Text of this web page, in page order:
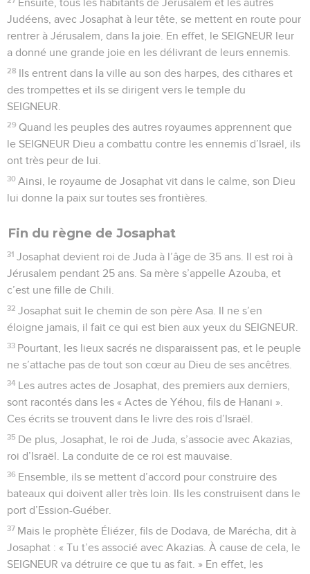
Ensuite, tous les habitants de Jérusalem et les autres
Judéens, avec Josaphat à leur tête, se mettent en route pour
rentrer à Jérusalem, dans la joie. En effet, le SEIGNEUR leur
a donné une grande joie en les délivrant de leurs ennemis.
28 Ils entrent dans la ville au son des harpes, des cithares et
des trompettes et ils se dirigent vers le temple du
SEIGNEUR.
29 Quand les peuples des autres royaumes apprennent que
le SEIGNEUR Dieu a combattu contre les ennemis d’Israël, ils
ont très peur de lui.
30 Ainsi, le royaume de Josaphat vit dans le calme, son Dieu
lui donne la paix sur toutes ses frontières.
Fin du règne de Josaphat
31 Josaphat devient roi de Juda à l’âge de 35 ans. Il est roi à
Jérusalem pendant 25 ans. Sa mère s’appelle Azouba, et
c’est une fille de Chili.
32 Josaphat suit le chemin de son père Asa. Il ne s’en
éloigne jamais, il fait ce qui est bien aux yeux du SEIGNEUR.
33 Pourtant, les lieux sacrés ne disparaissent pas, et le peuple
ne s’attache pas de tout son cœur au Dieu de ses ancêtres.
34 Les autres actes de Josaphat, des premiers aux derniers,
sont racontés dans les « Actes de Yéhou, fils de Hanani ».
Ces écrits se trouvent dans le livre des rois d’Israël.
35 De plus, Josaphat, le roi de Juda, s’associe avec Akazias,
roi d’Israël. La conduite de ce roi est mauvaise.
36 Ensemble, ils se mettent d’accord pour construire des
bateaux qui doivent aller très loin. Ils les construisent dans le
port d’Ession-Guéber.
37 Mais le prophète Éliézer, fils de Dodava, de Marécha, dit à
Josaphat : « Tu t’es associé avec Akazias. À cause de cela, le
SEIGNEUR va détruire ce que tu as fait. » En effet, les